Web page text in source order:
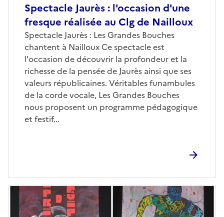
Spectacle Jaurès : l'occasion d'une
fresque réalisée au Clg de Nailloux
Spectacle Jaurès : Les Grandes Bouches
chantent à Nailloux Ce spectacle est
l'occasion de découvrir la profondeur et la
richesse de la pensée de Jaurès ainsi que ses
valeurs républicaines. Véritables funambules
de la corde vocale, Les Grandes Bouches
nous proposent un programme pédagogique
et festif...